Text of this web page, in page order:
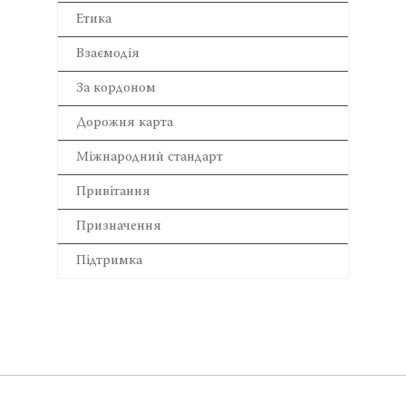
Етика
Взаємодія
За кордоном
Дорожня карта
Міжнародний стандарт
Привітання
Призначення
Підтримка